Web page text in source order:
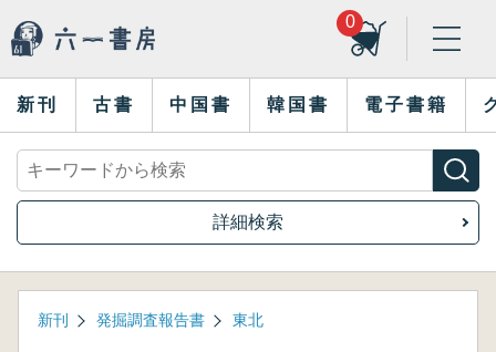
0
新刊 古書 中国書 韓国書 電子書籍
詳細検索
新刊 発掘調査報告書 東北